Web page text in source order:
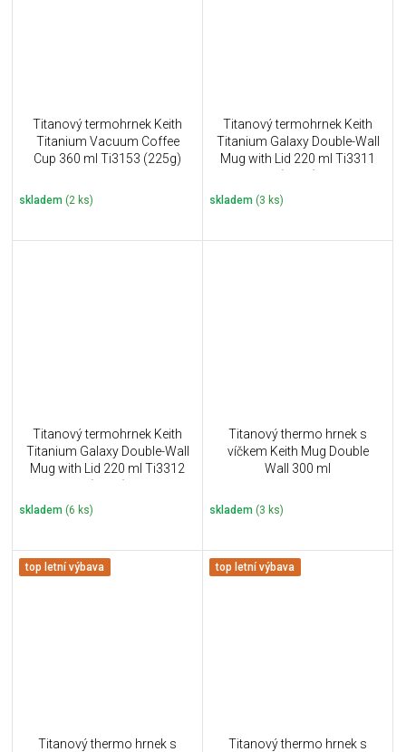
Titanový termohrnek Keith
Titanium Vacuum Coffee
Cup 360 ml Ti3153 (225g)
skladem (2 ks)
Titanový termohrnek Keith
Titanium Galaxy Double-Wall
Mug with Lid 220 ml Ti3311
skladem (3 ks)
Titanový termohrnek Keith
Titanium Galaxy Double-Wall
Mug with Lid 220 ml Ti3312
skladem (6 ks)
Titanový thermo hrnek s
víčkem Keith Mug Double
Wall 300 ml
skladem (3 ks)
top letní výbava
Titanový thermo hrnek s
top letní výbava
Titanový thermo hrnek s